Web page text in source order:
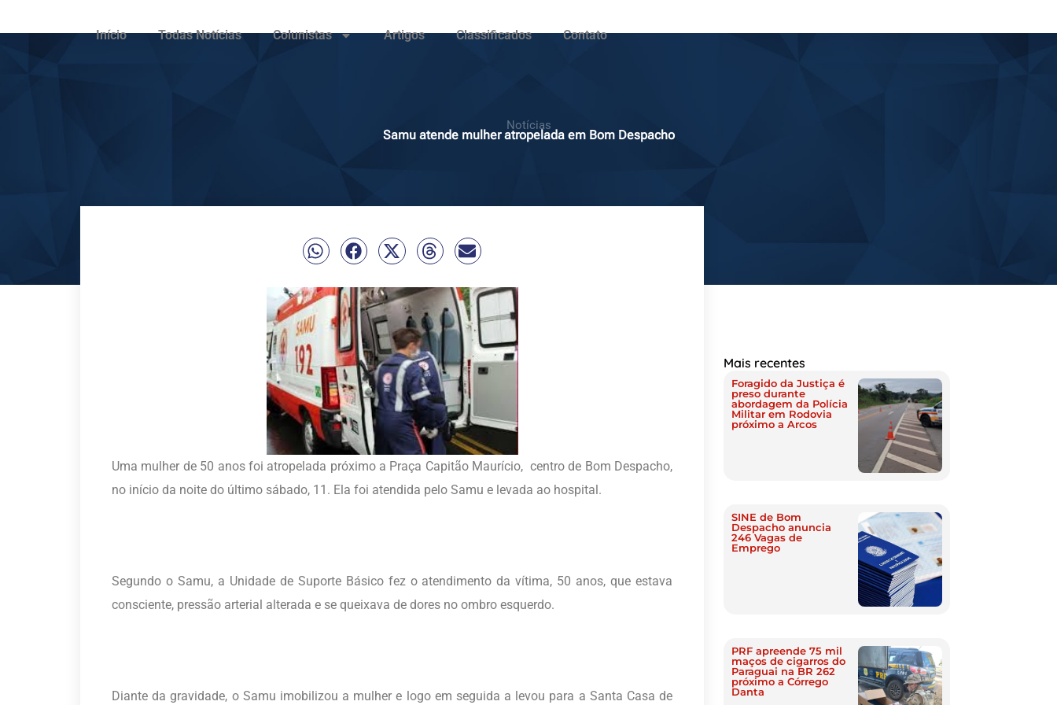
Início Todas Notícias Colunistas Artigos Classificados Contato
Notícias
Samu atende mulher atropelada em Bom Despacho
Uma mulher de 50 anos foi atropelada próximo a Praça Capitão Maurício, centro de Bom Despacho,
no início da noite do último sábado, 11. Ela foi atendida pelo Samu e levada ao hospital.
Segundo o Samu, a Unidade de Suporte Básico fez o atendimento da vítima, 50 anos, que estava
consciente, pressão arterial alterada e se queixava de dores no ombro esquerdo.
Diante da gravidade, o Samu imobilizou a mulher e logo em seguida a levou para a Santa Casa de
Mais recentes
Foragido da Justiça é
preso durante
abordagem da Polícia
Militar em Rodovia
próximo a Arcos
SINE de Bom
Despacho anuncia
246 Vagas de
Emprego
PRF apreende 75 mil
maços de cigarros do
Paraguai na BR 262
próximo a Córrego
Danta